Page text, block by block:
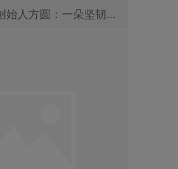
01.优花情缘创始人方圆：一朵坚韧之花，在婚恋交友领域绽放